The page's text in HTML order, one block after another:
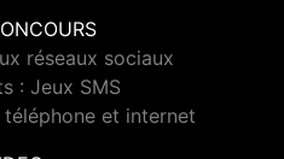
réseaux sociaux
: Jeux SMS
téléphone et internet